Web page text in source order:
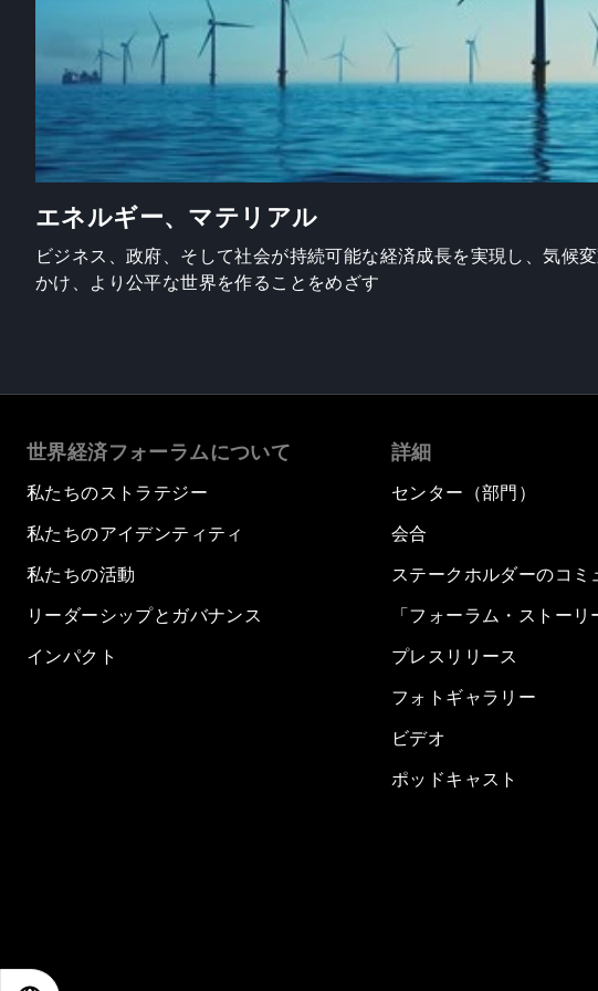
エネルギー、マテリアル
ビジネス、政府、そして社会が持続可能な経済成長を実現し、気候
かけ、より公平な世界を作ることをめざす
世界経済フォーラムについて
私たちのストラテジー
私たちのアイデンティティ
私たちの活動
リーダーシップとガバナンス
インパクト
詳細
センター（部門）
会合
ステークホルダーのコミ
「フォーラム・ストーリ
プレスリリース
フォトギャラリー
ビデオ
ポッドキャスト